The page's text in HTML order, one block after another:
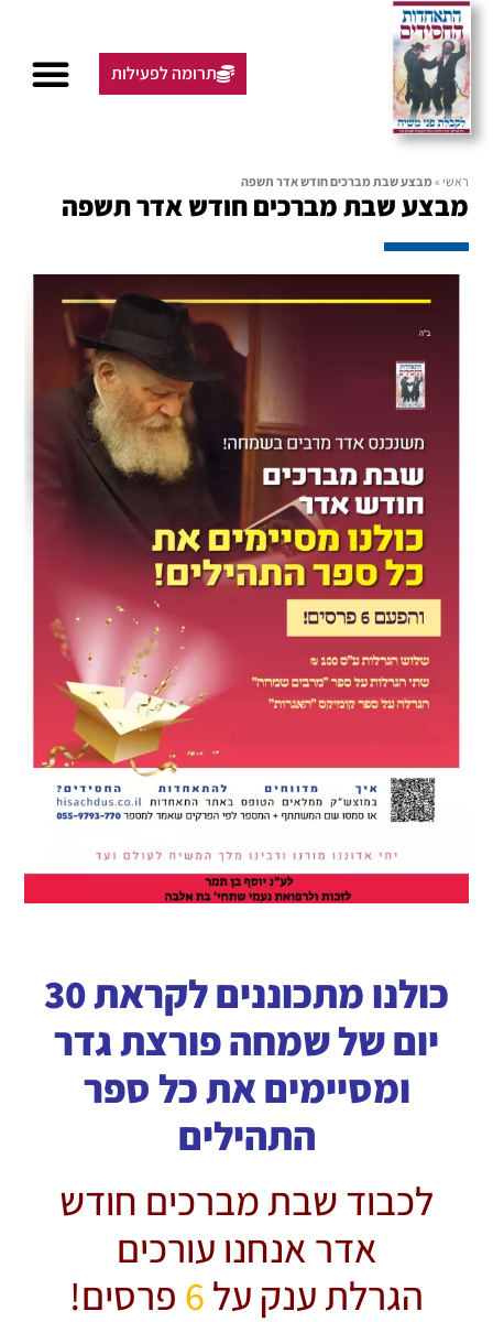
תרומה לפעילות
ראשי »מבצע שבת מברכים חודש אדר תשפה
מבצע שבת מברכים חודש אדר תשפה
כולנו מתכוננים לקראת 30
יום של שמחה פורצת גדר
ומסיימים את כל ספר
התהילים
לכבוד שבת מברכים חודש
אדר אנחנו עורכים
הגרלת ענק על6 פרסים!